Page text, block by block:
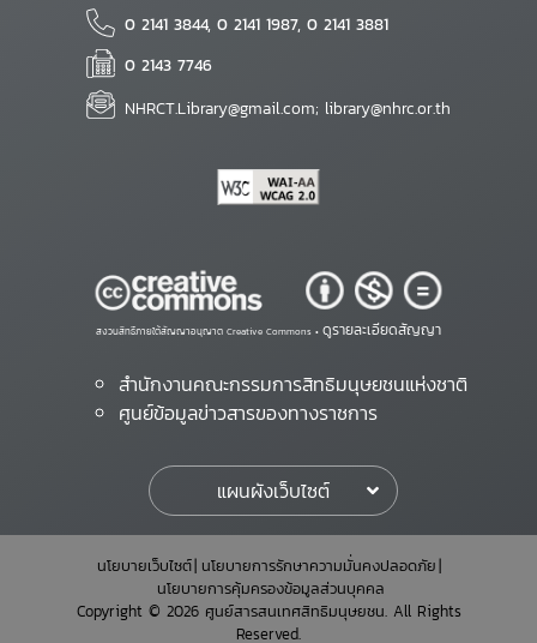
0 2141 3844, 0 2141 1987, 0 2141 3881
0 2143 7746
NHRCT.Library@gmail.com; library@nhrc.or.th
สงวนสิทธิ์ภายใต้สัญญาอนุญาต Creative Commons • ดูรายละเอียดสัญญา
สำนักงานคณะกรรมการสิทธิมนุษยชนแห่งชาติ
ศูนย์ข้อมูลข่าวสารของทางราชการ
แผนผังเว็บไซต์
นโยบายเว็บไซต์ นโยบายการรักษาความมั่นคงปลอดภัย
นโยบายการคุ้มครองข้อมูลส่วนบุคคล
Copyright © 2026 ศูนย์สารสนเทศสิทธิมนุษยชน. All Rights
Reserved.